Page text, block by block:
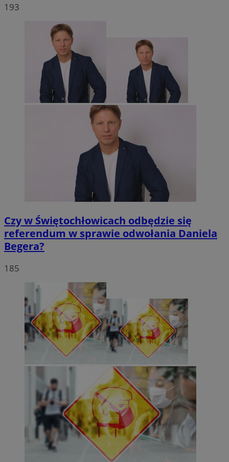
193
Czy w Świętochłowicach odbędzie się
referendum w sprawie odwołania Daniela
Begera?
185